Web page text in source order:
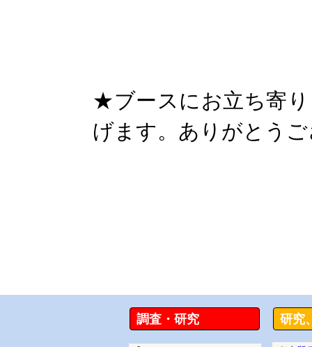
調査・研究 研究
★ブースにお立ち寄
げます。ありがとう